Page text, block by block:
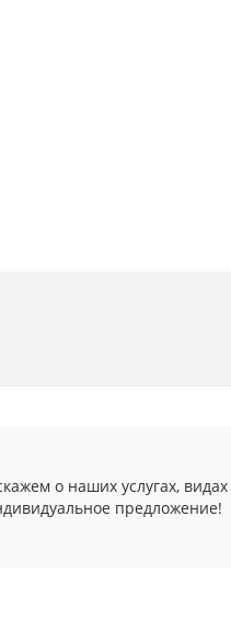
о наших услугах,
предложение!